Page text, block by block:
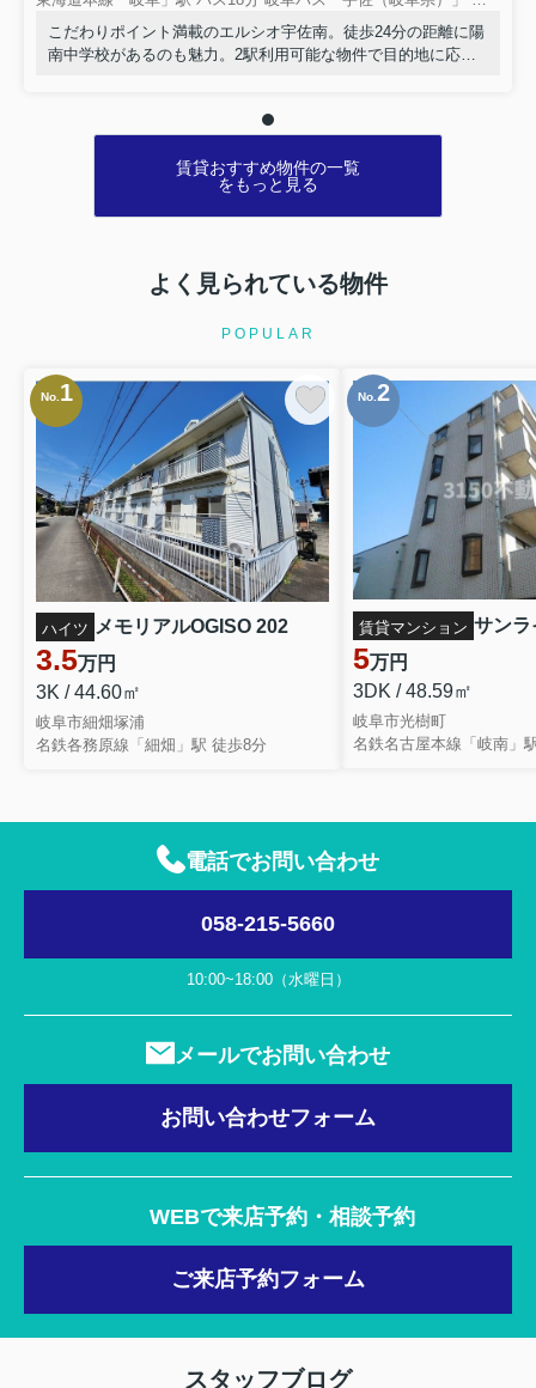
こだわりポイント満載のエルシオ宇佐南。徒歩24分の距離に陽
南中学校があるのも魅力。2駅利用可能な物件で目的地に応じ
域に密着し、多種多様な賃貸情報を取り扱っているので、ぜひ
賃貸おすすめ物件の一覧
をもっと見る
よく見られている物件
POPULAR
No. 1
ハイツ メモリアルOGISO 202
3.5万円
3K / 44.60㎡
岐阜市細畑塚浦
名鉄各務原線「細畑」駅 徒歩8分
No. 2
賃貸マンション
5万円
3DK / 48.59㎡
岐阜市光樹町
名鉄名古屋本線「岐南」
電話でお問い合わせ
058-215-5660
10:00~18:00（水曜日）
メールでお問い合わせ
お問い合わせフォーム
WEBで来店予約・相談予約
ご来店予約フォーム
スタッフブログ